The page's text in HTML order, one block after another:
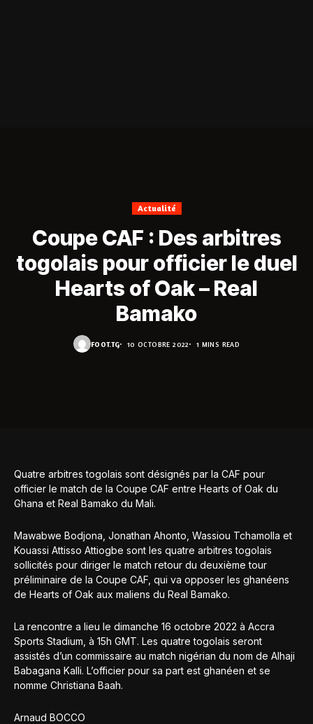
Actualité
Coupe CAF : Des arbitres
togolais pour officier le duel
Hearts of Oak – Real
Bamako
FOOT.TG 10 OCTOBRE 2022 1 MINS READ
Quatre arbitres togolais sont désignés par la CAF pour
officier le match de la Coupe CAF entre Hearts of Oak du
Ghana et Real Bamako du Mali.
Mawabwe Bodjona, Jonathan Ahonto, Wassiou Tchamolla et
Kouassi Attisso Attiogbe sont les quatre arbitres togolais
sollicités pour diriger le match retour du deuxième tour
préliminaire de la Coupe CAF, qui va opposer les ghanéens
de Hearts of Oak aux maliens du Real Bamako.
La rencontre a lieu le dimanche 16 octobre 2022 à Accra
Sports Stadium, à 15h GMT. Les quatre togolais seront
assistés d’un commissaire au match nigérian du nom de Alhaji
Babagana Kalli. L’officier pour sa part est ghanéen et se
nomme Christiana Baah.
Arnaud BOCCO